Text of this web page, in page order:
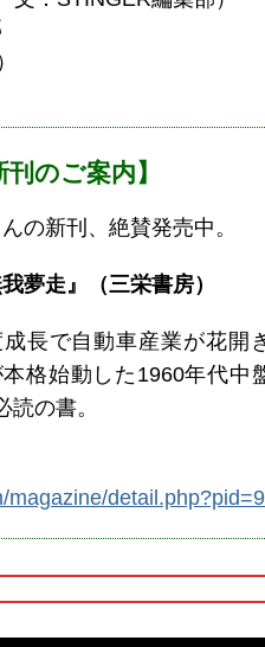
）
刊のご案内】
の新刊、絶賛発売中。
我夢走』（三栄書房）
長で自動車産業が花開
本格始動した1960年代中
読の書。
magazine/